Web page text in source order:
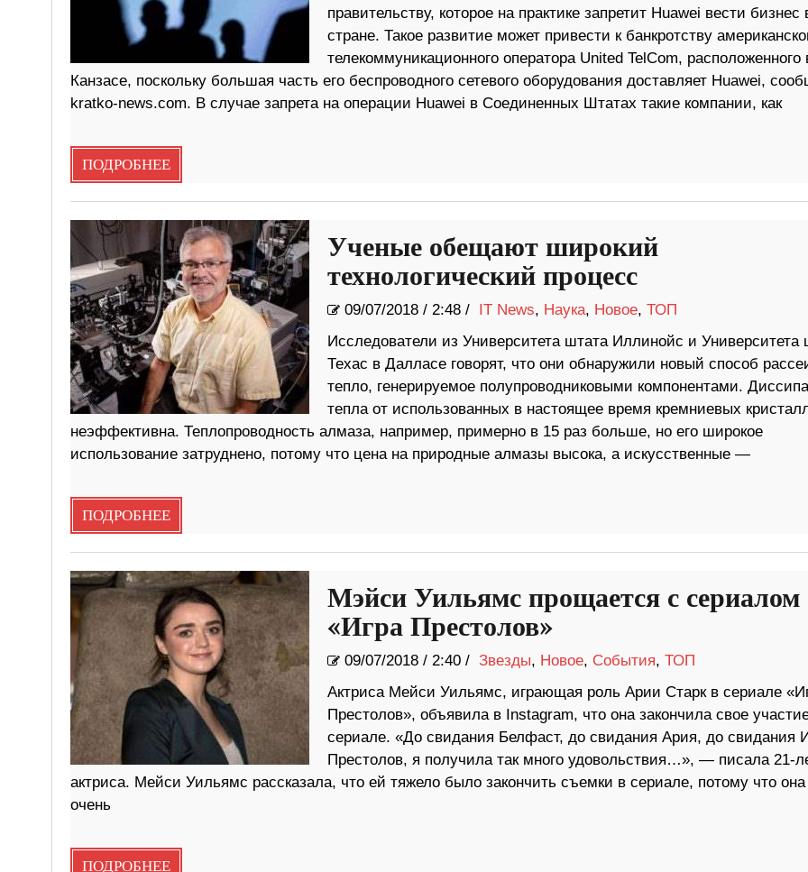
правительству, которое на практике запретит Huawei вести бизнес
стране. Такое развитие может привести к банкротству
телекоммуникационного оператора United TelCom, расположенного
Канзасе, поскольку большая часть его беспроводного сетевого оборудования доставляет Huawei,
kratko-news.com. В случае запрета на операции Huawei в Соединенных Штатах такие компании, как
ПОДРОБНЕЕ
Ученые обещают широкий
технологический процесс
09/07/2018/ 2:48 / IT News, Наука, Новое, ТОП
Исследователи из Университета штата Иллинойс и Университета
Техас в Далласе говорят, что они обнаружили новый способ
тепло, генерируемое полупроводниковыми компонентами.
тепла от использованных в настоящее время кремниевых
неэффективна. Теплопроводность алмаза, например, примерно в 15 раз больше, но его широкое
использование затруднено, потому что цена на природные алмазы высока, а искусственные —
ПОДРОБНЕЕ
Мэйси Уильямс прощается с сериалом
«Игра Престолов»
09/07/2018/ 2:40 / Звезды, Новое, События, ТОП
Актриса Мейси Уильямс, играющая роль Арии Старк в сериале
Престолов», объявила в Instagram, что она закончила свое
сериале. «До свидания Белфаст, до свидания Ария, до свидания
Престолов, я получила так много удовольствия…», — писала 21-
актриса. Мейси Уильямс рассказала, что ей тяжело было закончить съемки в сериале, потому что она
очень
ПОДРОБНЕЕ